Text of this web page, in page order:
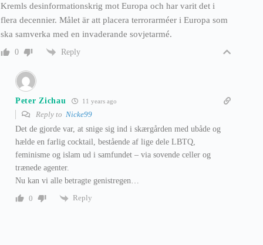
Kremls desinformationskrig mot Europa och har varit det i
flera decennier. Målet är att placera terrorarméer i Europa som
ska samverka med en invaderande sovjetarmé.
0 Reply
Peter Zichau 11 years ago
Reply to Nicke99
Det de gjorde var, at snige sig ind i skærgården med ubåde og
hælde en farlig cocktail, bestående af lige dele LBTQ,
feminisme og islam ud i samfundet – via sovende celler og
trænede agenter.
Nu kan vi alle betragte genistregen…
0
Reply